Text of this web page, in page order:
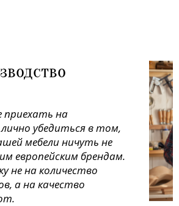
на
убедиться в том,
мебели ничуть не
европейским брендам.
не на количество
а на качество